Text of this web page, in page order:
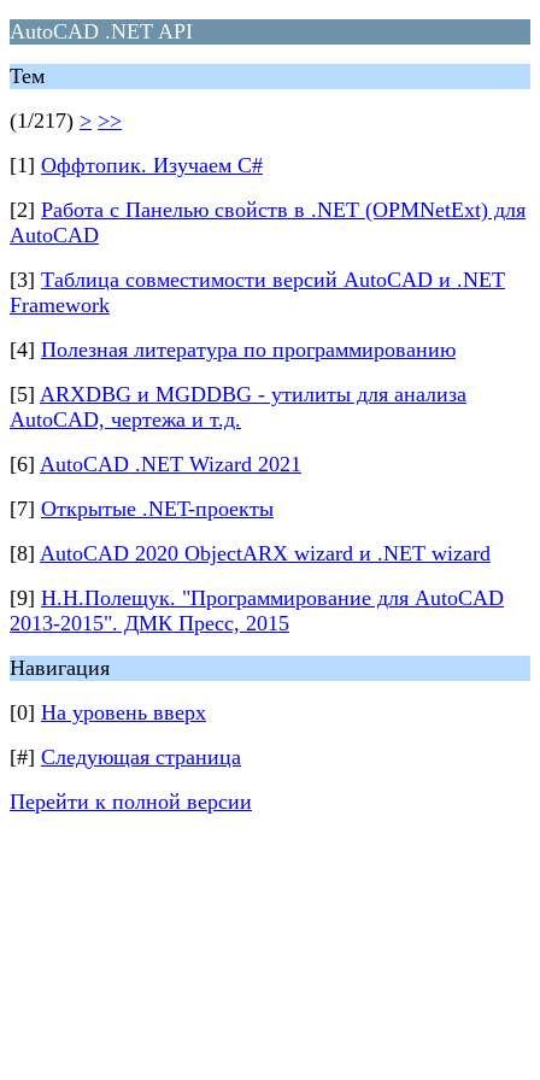
AutoCAD .NET API
Тем
(1/217) > >>
[1] Оффтопик. Изучаем C#
[2] Работа с Панелью свойств в .NET (OPMNetExt) для
AutoCAD
[3] Таблица совместимости версий AutoCAD и .NET
Framework
[4] Полезная литература по программированию
[5] ARXDBG и MGDDBG - утилиты для анализа
AutoCAD, чертежа и т.д.
[6] AutoCAD .NET Wizard 2021
[7] Открытые .NET-проекты
[8] AutoCAD 2020 ObjectARX wizard и .NET wizard
[9] Н.Н.Полещук. "Программирование для AutoCAD
2013-2015". ДМК Пресс, 2015
Навигация
[0] На уровень вверх
[#] Следующая страница
Перейти к полной версии